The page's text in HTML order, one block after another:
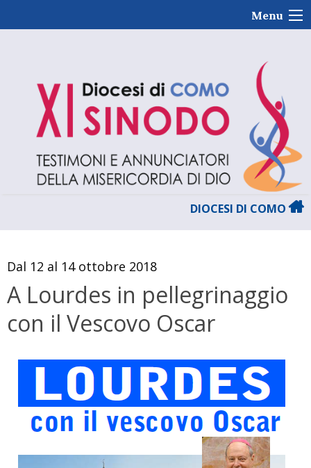
Menu
DIOCESI DI COMO
Dal 12 al 14 ottobre 2018
A Lourdes in pellegrinaggio
con il Vescovo Oscar